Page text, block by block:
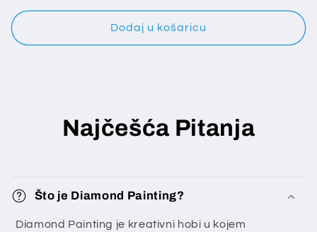
cijena
Dodaj u košaricu
Najčešća Pitanja
Što je Diamond Painting?
Diamond Painting je kreativni hobi u kojem